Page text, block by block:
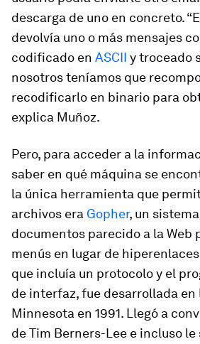
descarga de uno en concreto.
devolvía uno o más mensajes
codificado en ASCII y troceado
nosotros teníamos que
recodificarlo en binario para
explica Muñoz.
Pero, para acceder a la
saber en qué máquina se
la única herramienta que
archivos era Gopher, un
documentos parecido a la Web
menús en lugar de
que incluía un protocolo y el
de interfaz, fue desarrollada en
Minnesota en 1991. Llegó a
de Tim Berners-Lee e incluso le